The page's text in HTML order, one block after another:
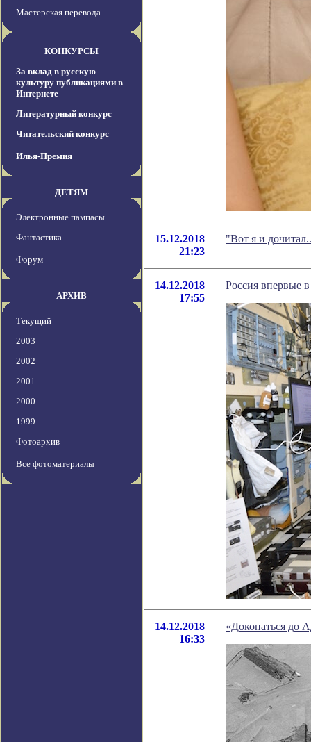
Мастерская перевода
КОНКУРСЫ
За вклад в русскую
культуру публикациями в
Интернете
Литературный конкурс
Читательский конкурс
Илья-Премия
ДЕТЯМ
Электронные пампасы
Фантастика
Форум
АРХИВ
Текущий
2003
2002
2001
2000
1999
Фотоархив
Все фотоматериалы
15.12.2018
21:23
"Вот я и
14.12.2018
17:55
Россия впервые
14.12.2018
16:33
«Докопаться до